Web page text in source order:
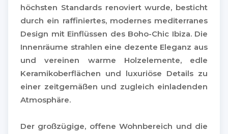
höchsten Standards renoviert wurde, besticht
durch ein raffiniertes, modernes mediterranes
Design mit Einflüssen des Boho-Chic Ibiza. Die
Innenräume strahlen eine dezente Eleganz aus
und vereinen warme Holzelemente, edle
Keramikoberflächen und luxuriöse Details zu
einer zeitgemäßen und zugleich einladenden
Atmosphäre.
Der großzügige, offene Wohnbereich und die